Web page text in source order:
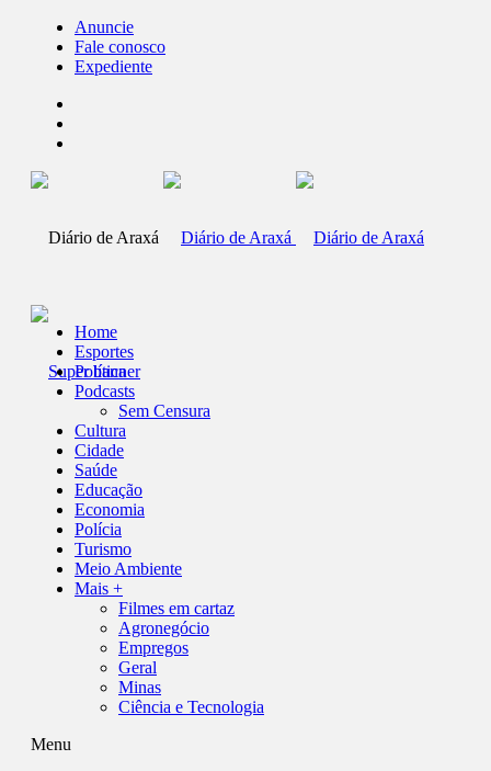
Anuncie
Fale conosco
Expediente
Home
Esportes
Política
Podcasts
Sem Censura
Cultura
Cidade
Saúde
Educação
Economia
Polícia
Turismo
Meio Ambiente
Mais +
Filmes em cartaz
Agronegócio
Empregos
Geral
Minas
Ciência e Tecnologia
Menu